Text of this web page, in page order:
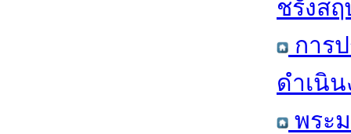
ชรังส
การ
ดำเนิ
พระ